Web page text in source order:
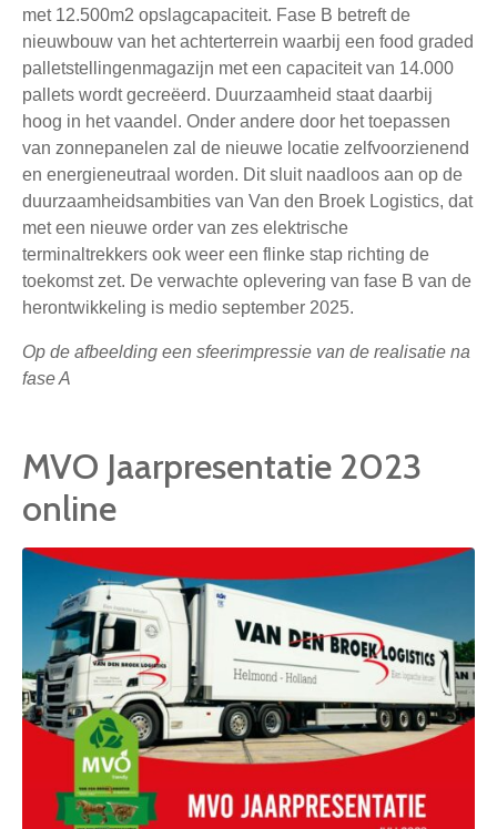
met 12.500m2 opslagcapaciteit. Fase B betreft de
nieuwbouw van het achterterrein waarbij een food graded
palletstellingenmagazijn met een capaciteit van 14.000
pallets wordt gecreëerd. Duurzaamheid staat daarbij
hoog in het vaandel. Onder andere door het toepassen
van zonnepanelen zal de nieuwe locatie zelfvoorzienend
en energieneutraal worden. Dit sluit naadloos aan op de
duurzaamheidsambities van Van den Broek Logistics, dat
met een nieuwe order van zes elektrische
terminaltrekkers ook weer een flinke stap richting de
toekomst zet. De verwachte oplevering van fase B van de
herontwikkeling is medio september 2025.
Op de afbeelding een sfeerimpressie van de realisatie na
fase A
MVO Jaarpresentatie 2023
online